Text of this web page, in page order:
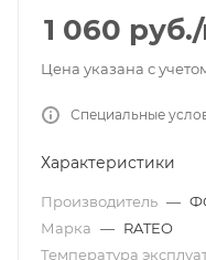
1 060 руб.
Цена указана с
Специальные
Характеристики
Производитель —
Марка — RATEO
Температура